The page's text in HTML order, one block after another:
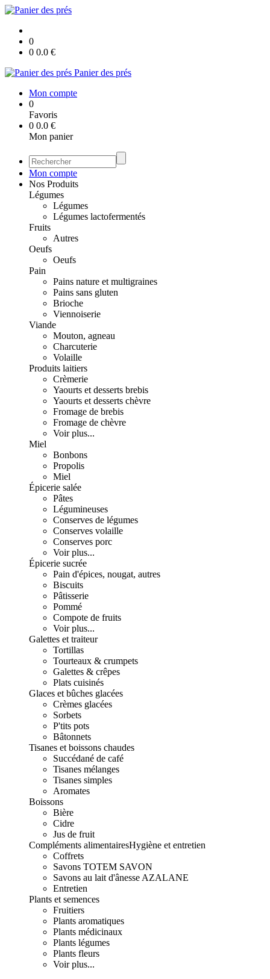
0
0 0.0 €
Panier des prés
Mon compte
0
Favoris
0 0.0 €
Mon panier
Mon compte
Nos Produits
Légumes
Légumes
Légumes lactofermentés
Fruits
Autres
Oeufs
Oeufs
Pain
Pains nature et multigraines
Pains sans gluten
Brioche
Viennoiserie
Viande
Mouton, agneau
Charcuterie
Volaille
Produits laitiers
Crèmerie
Yaourts et desserts brebis
Yaourts et desserts chèvre
Fromage de brebis
Fromage de chèvre
Voir plus...
Miel
Bonbons
Propolis
Miel
Épicerie salée
Pâtes
Légumineuses
Conserves de légumes
Conserves volaille
Conserves porc
Voir plus...
Épicerie sucrée
Pain d'épices, nougat, autres
Biscuits
Pâtisserie
Pommé
Compote de fruits
Voir plus...
Galettes et traiteur
Tortillas
Tourteaux & crumpets
Galettes & crêpes
Plats cuisinés
Glaces et bûches glacées
Crèmes glacées
Sorbets
P'tits pots
Bâtonnets
Tisanes et boissons chaudes
Succédané de café
Tisanes mélanges
Tisanes simples
Aromates
Boissons
Bière
Cidre
Jus de fruit
Compléments alimentairesHygiène et entretien
Coffrets
Savons TOTEM SAVON
Savons au lait d'ânesse AZALANE
Entretien
Plants et semences
Fruitiers
Plants aromatiques
Plants médicinaux
Plants légumes
Plants fleurs
Voir plus...